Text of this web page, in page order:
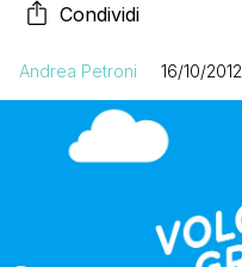
Condividi
Andrea Petroni 16/10/2012